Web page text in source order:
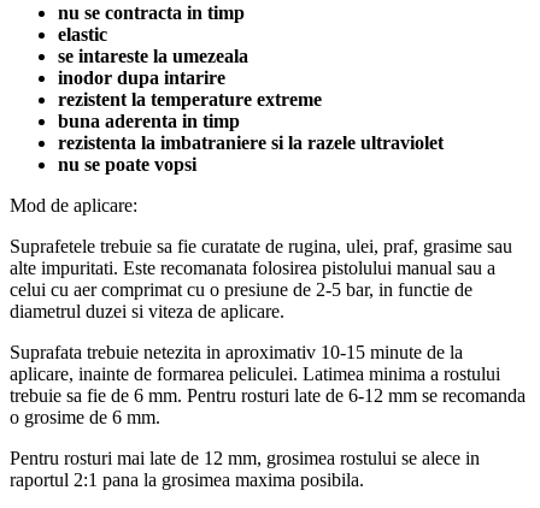
nu se contracta in timp
elastic
se intareste la umezeala
inodor dupa intarire
rezistent la temperature extreme
buna aderenta in timp
rezistenta la imbatraniere si la razele ultraviolet
nu se poate vopsi
Mod de aplicare:
Suprafetele trebuie sa fie curatate de rugina, ulei, praf, grasime sau
alte impuritati. Este recomanata folosirea pistolului manual sau a
celui cu aer comprimat cu o presiune de 2-5 bar, in functie de
diametrul duzei si viteza de aplicare.
Suprafata trebuie netezita in aproximativ 10-15 minute de la
aplicare, inainte de formarea peliculei. Latimea minima a rostului
trebuie sa fie de 6 mm. Pentru rosturi late de 6-12 mm se recomanda
o grosime de 6 mm.
Pentru rosturi mai late de 12 mm, grosimea rostului se alece in
raportul 2:1 pana la grosimea maxima posibila.